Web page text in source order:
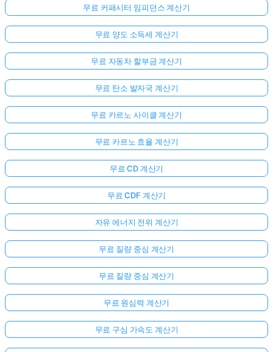
무료 커패시터 임피던스 계산기
무료 양도 소득세 계산기
무료 자동차 할부금 계산기
무료 탄소 발자국 계산기
무료 카르노 사이클 계산기
무료 카르노 효율 계산기
무료 CD 계산기
무료 CDF 계산기
자유 에너지 전위 계산기
무료 질량 중심 계산기
무료 질량 중심 계산기
무료 원심력 계산기
무료 구심 가속도 계산기